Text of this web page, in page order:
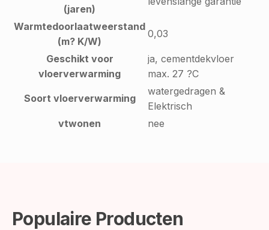
(jaren)
Warmtedoorlaatweerstand
(m? K/W)
0,03
Geschikt voor
vloerverwarming
ja, cementdekvloer
max. 27 ?C
Soort vloerverwarming
watergedragen &
Elektrisch
vtwonen
nee
Populaire Producten